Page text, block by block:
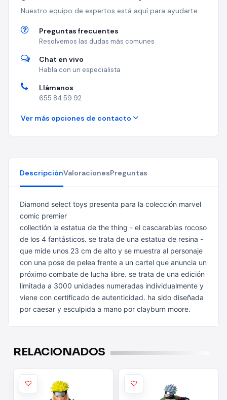
Nuestro equipo de expertos está aquí para ayudarte.
Preguntas frecuentes
Resolvemos las dudas más comunes
Chat en vivo
Habla con un especialista
Llámanos
655 84 59 92
Ver más opciones de contacto
DescripciónValoracionesPreguntas
Diamond select toys presenta para la colección marvel
comic premier
collectión la estatua de the thing - el cascarabias rocoso
de los 4 fantásticos. se trata de una estatua de resina -
que mide unos 23 cm de alto y se muestra al personaje
con una pose de pelea frente a un cartel que anuncia un
próximo combate de lucha libre. se trata de una edición
limitada a 3000 unidades numeradas individualmente y
viene con certificado de autenticidad. ha sido diseñada
por caesar y esculpida a mano por clayburn moore.
RELACIONADOS